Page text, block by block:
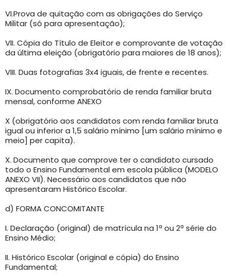
VI.Prova de quitação com as obrigações do Serviço
Militar (só para apresentação);
VII. Cópia do Título de Eleitor e comprovante de votação
da última eleição (obrigatório para maiores de 18 anos);
VIII. Duas fotografias 3x4 iguais, de frente e recentes.
IX. Documento comprobatório de renda familiar bruta
mensal, conforme ANEXO
X (obrigatório aos candidatos com renda familiar bruta
igual ou inferior a 1,5 salário mínimo [um salário mínimo e
meio] per capita).
X. Documento que comprove ter o candidato cursado
todo o Ensino Fundamental em escola pública (MODELO
ANEXO VII). Necessário aos candidatos que não
apresentaram Histórico Escolar.
d) FORMA CONCOMITANTE
I. Declaração (original) de matrícula na 1ª ou 2ª série do
Ensino Médio;
II. Histórico Escolar (original e cópia) do Ensino
Fundamental;